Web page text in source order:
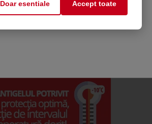
Doar esentiale Accept toate
Mă abonez